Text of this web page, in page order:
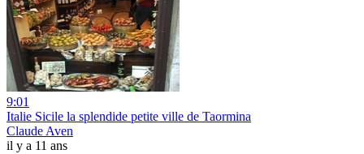
9:01
Italie Sicile la splendide petite ville de Taormina
Claude Aven
il y a 11 ans